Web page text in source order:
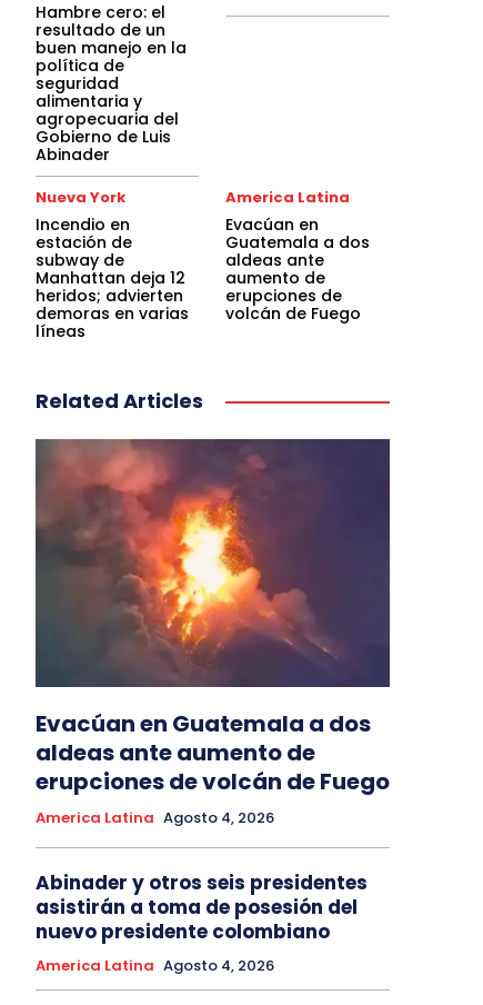
Hambre cero: el
resultado de un
buen manejo en la
política de
seguridad
alimentaria y
agropecuaria del
Gobierno de Luis
Abinader
Nueva York
Incendio en
estación de
subway de
Manhattan deja 12
heridos; advierten
demoras en varias
líneas
America Latina
Evacúan en
Guatemala a dos
aldeas ante
aumento de
erupciones de
volcán de Fuego
Related Articles
Evacúan en Guatemala a dos
aldeas ante aumento de
erupciones de volcán de Fuego
America Latina Agosto 4, 2026
Abinader y otros seis presidentes
asistirán a toma de posesión del
nuevo presidente colombiano
America Latina Agosto 4, 2026